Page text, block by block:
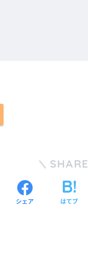
SHARE
シェア はてブ